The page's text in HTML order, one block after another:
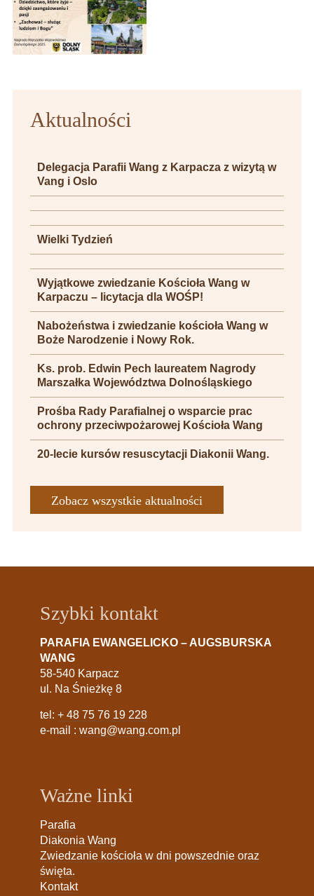
Aktualności
Delegacja Parafii Wang z Karpacza z wizytą w
Vang i Oslo
Wielki Tydzień
Wyjątkowe zwiedzanie Kościoła Wang w
Karpaczu – licytacja dla WOŚP!
Nabożeństwa i zwiedzanie kościoła Wang w
Boże Narodzenie i Nowy Rok.
Ks. prob. Edwin Pech laureatem Nagrody
Marszałka Województwa Dolnośląskiego
Prośba Rady Parafialnej o wsparcie prac
ochrony przeciwpożarowej Kościoła Wang
20-lecie kursów resuscytacji Diakonii Wang.
Zobacz wszystkie aktualności
Szybki kontakt
PARAFIA EWANGELICKO – AUGSBURSKA
WANG
58-540 Karpacz
ul. Na Śnieżkę 8
tel: + 48 75 76 19 228
e-mail : wang@wang.com.pl
Ważne linki
Parafia
Diakonia Wang
Zwiedzanie kościoła w dni powszednie oraz
święta.
Kontakt